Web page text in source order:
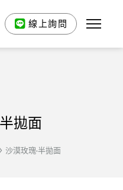
線上詢問
拋面
沙漠玫瑰-半拋面